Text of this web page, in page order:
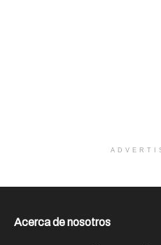
Acerca de nosotros